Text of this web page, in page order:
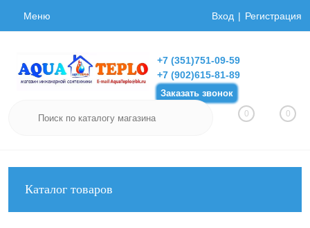
Меню Вход Регистрация
+7 (351)751-09-59
+7 (902)615-81-89
Заказать звонок
0 0
Каталог товаров